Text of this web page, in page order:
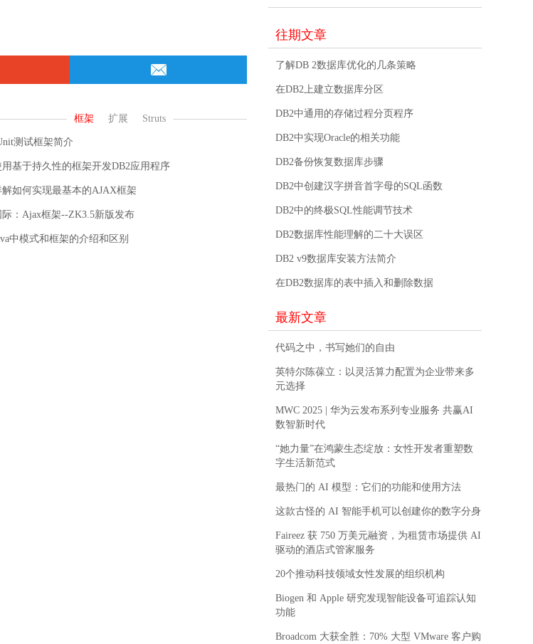
测试框架简介
用基于持久性的框架开发DB2应用程序
解如何实现最基本的AJAX框架
际：Ajax框架--ZK3.5新版发布
中模式和框架的介绍和区别
往期文章
了解DB 2数据库优化的几条策略
在DB2上建立数据库分区
DB2中通用的存储过程分页程序
DB2中实现Oracle的相关功能
DB2备份恢复数据库步骤
DB2中创建汉字拼音首字母的SQL函数
DB2中的终极SQL性能调节技术
DB2数据库性能理解的二十大误区
DB2 v9数据库安装方法简介
在DB2数据库的表中插入和删除数据
最新文章
代码之中，书写她们的自由
英特尔陈葆立：以灵活算力配置为企业带来多
元选择
MWC 2025 | 华为云发布系列专业服务 共赢AI
数智新时代
“她力量”在鸿蒙生态绽放：女性开发者重塑数
字生活新范式
最热门的 AI 模型：它们的功能和使用方法
这款古怪的 AI 智能手机可以创建你的数字分身
Faireez 获 750 万美元融资，为租赁市场提供 AI
驱动的酒店式管家服务
20个推动科技领域女性发展的组织机构
Biogen 和 Apple 研究发现智能设备可追踪认知
功能
Broadcom 大获全胜：70% 大型 VMware 客户购